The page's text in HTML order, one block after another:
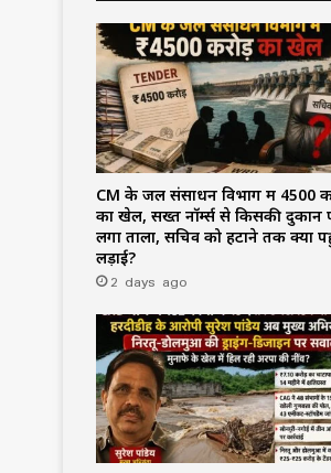
CM के जल संसाधन विभाग में ₹4500
का खेल, सख्त नॉर्म्स से किसकी दुकान
लगा ताला, सचिव को हटाने तक क्यों
लड़ाई?
2 days ago